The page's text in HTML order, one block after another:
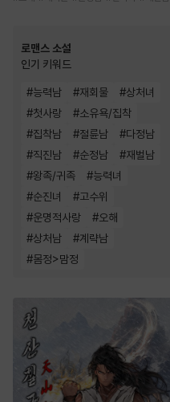
로맨스 소설
인기 키워드
#능력남 #재회물 #상처녀
#첫사랑 #소유욕/집착
#집착남 #절륜남 #다정남
#직진남 #순정남 #재벌남
#왕족/귀족 #능력녀
#순진녀 #고수위
#운명적사랑 #오해
#상처남 #계략남
#몸정>맘정